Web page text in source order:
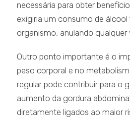
necessária para obter
exigiria um consumo de
organismo, anulando qualquer
Outro ponto importante é o
peso corporal e no
regular pode contribuir para o
aumento da gordura
diretamente ligados ao maior